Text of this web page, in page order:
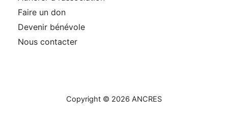
Faire un don
Devenir bénévole
Nous contacter
Copyright © 2026 ANCRES